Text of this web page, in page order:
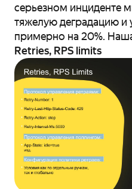
серьезном инциденте
тяжелую деградацию и
примерно на 20%.
Retries, RPS limits